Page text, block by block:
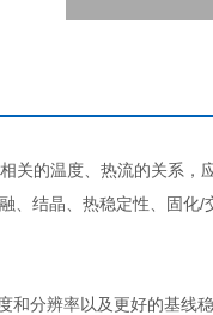
关的温度、热流的关系
、结晶、热稳定性、固化/
和分辨率以及更好的基线